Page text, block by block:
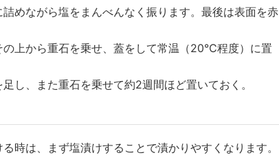
めながら塩をまんべんなく振ります。最後は表面を赤
上から重石を乗せ、蓋をして常温（20℃程度）に置
し、また重石を乗せて約2週間ほど置いておく。
時は、まず塩漬けすることで漬かりやすくなります。